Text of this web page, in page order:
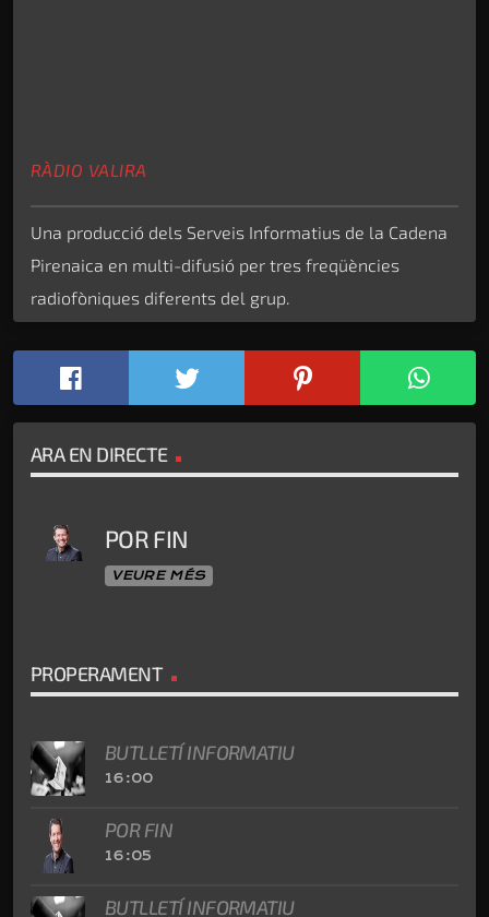
RÀDIO VALIRA
Una producció dels Serveis Informatius de la Cadena
Pirenaica en multi-difusió per tres freqüències
radiofòniques diferents del grup.
ARA EN DIRECTE
POR FIN
VEURE MÉS
PROPERAMENT
BUTLLETÍ INFORMATIU
16:00
POR FIN
16:05
BUTLLETÍ INFORMATIU